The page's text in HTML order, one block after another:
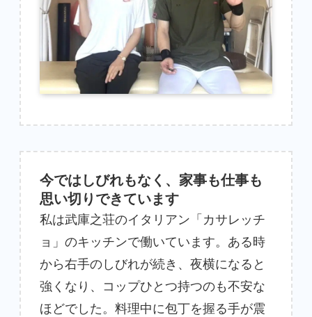
今ではしびれもなく、家事も仕事も
思い切りできています
私は武庫之荘のイタリアン「カサレッチ
ョ」のキッチンで働いています。ある時
から右手のしびれが続き、夜横になると
強くなり、コップひとつ持つのも不安な
ほどでした。料理中に包丁を握る手が震